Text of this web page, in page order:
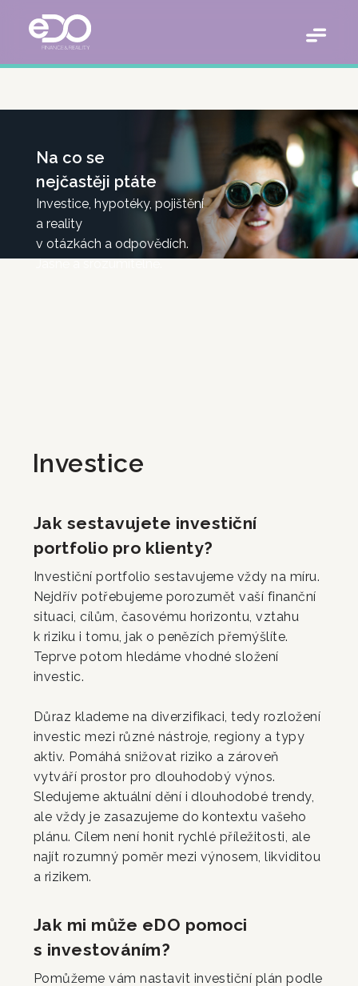
Na co se
nejčastěji ptáte
Investice, hypotéky, pojištění
a reality
v otázkách a odpovědích.
Jasně a srozumitelně.
Investice
Jak sestavujete investiční
portfolio pro klienty?
Investiční portfolio sestavujeme vždy na míru.
Nejdřív potřebujeme porozumět vaší finanční
situaci, cílům, časovému horizontu, vztahu
k riziku i tomu, jak o penězích přemýšlíte.
Teprve potom hledáme vhodné složení
investic.
Důraz klademe na diverzifikaci, tedy rozložení
investic mezi různé nástroje, regiony a typy
aktiv. Pomáhá snižovat riziko a zároveň
vytváří prostor pro dlouhodobý výnos.
Sledujeme aktuální dění i dlouhodobé trendy,
ale vždy je zasazujeme do kontextu vašeho
plánu. Cílem není honit rychlé příležitosti, ale
najít rozumný poměr mezi výnosem, likviditou
a rizikem.
Jak mi může eDO pomoci
s investováním?
Pomůžeme vám nastavit investiční plán podle